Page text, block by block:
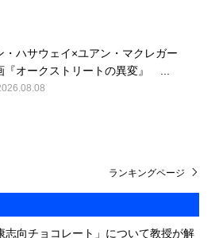
・ハサウェイ×ユアン・マクレガー
『オークストリートの異変』 ...
志向チョコレート」について教授が解
ランキングページ